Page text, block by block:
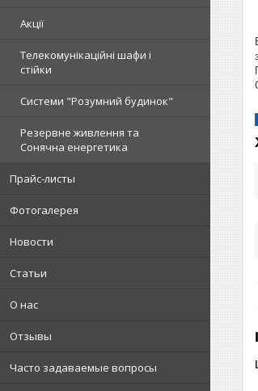
Акції
Телекомунікаційні шафи і
стійки
Системи "Розумний будинок"
Резервне живлення та
Сонячна енергетика
Прайс-листы
Фотогалерея
Новости
Статьи
О нас
Отзывы
Часто задаваемые вопросы